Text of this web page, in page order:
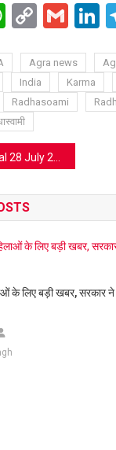
Copy
Agra news
India Karma
Radhasoami
रखें स्वास्थ्य का ध्यान
के लिए बड़ी खबर, सरकार ने